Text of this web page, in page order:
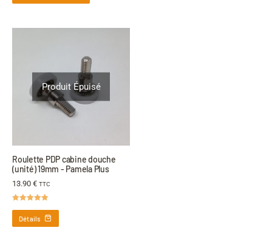
Produit Épuisé
Roulette PDP cabine douche
(unité) 19mm - Pamela Plus
13.90 € TTC
Détails